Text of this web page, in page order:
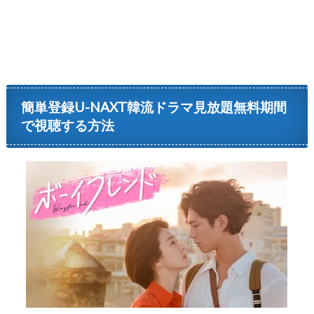
簡単登録U-NAXT韓流ドラマ見放題無料期間
で視聴する方法